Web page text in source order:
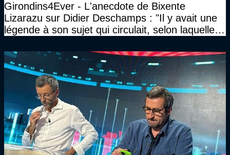
Girondins4Ever - L'anecdote de Bixente
Lizarazu sur Didier Deschamps : "Il y avait une
légende à son sujet qui circulait, selon laquelle il